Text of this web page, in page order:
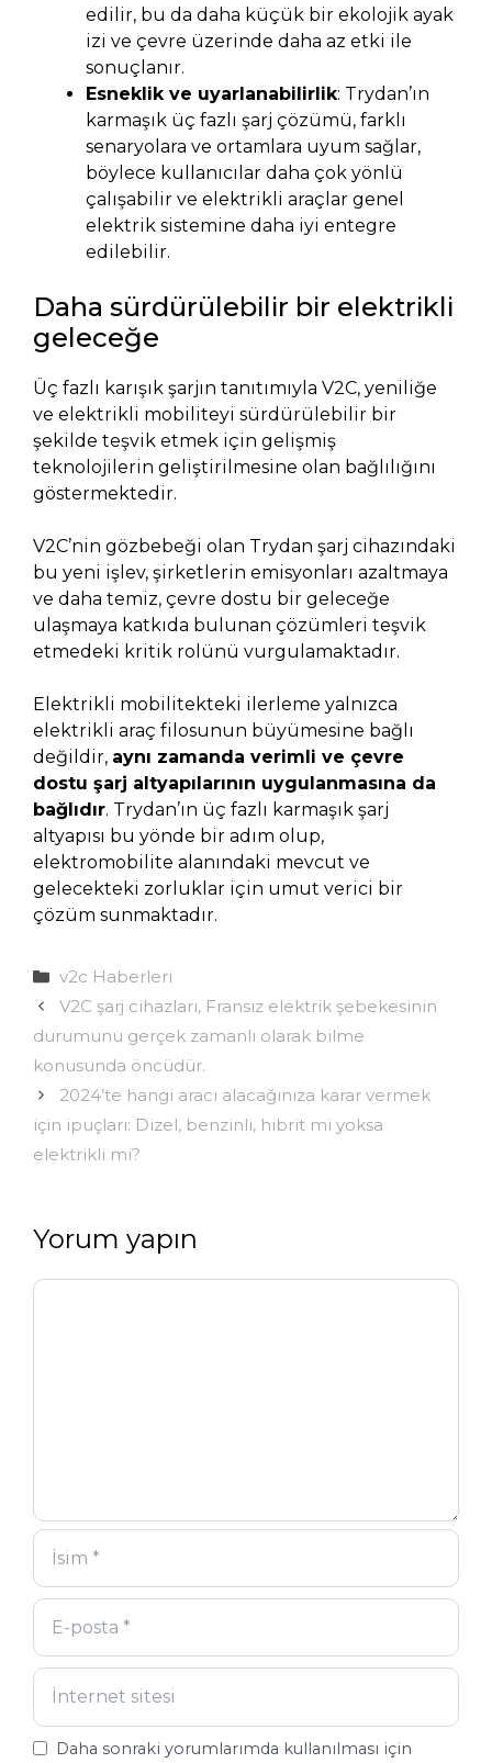
edilir, bu da daha küçük bir ekolojik ayak
izi ve çevre üzerinde daha az etki ile
sonuçlanır.
Esneklik ve uyarlanabilirlik: Trydan’ın
karmaşık üç fazlı şarj çözümü, farklı
senaryolara ve ortamlara uyum sağlar,
böylece kullanıcılar daha çok yönlü
çalışabilir ve elektrikli araçlar genel
elektrik sistemine daha iyi entegre
edilebilir.
Daha sürdürülebilir bir elektrikli
geleceğe
Üç fazlı karışık şarjın tanıtımıyla V2C, yeniliğe
ve elektrikli mobiliteyi sürdürülebilir bir
şekilde teşvik etmek için gelişmiş
teknolojilerin geliştirilmesine olan bağlılığını
göstermektedir.
V2C’nin gözbebeği olan Trydan şarj cihazındaki
bu yeni işlev, şirketlerin emisyonları azaltmaya
ve daha temiz, çevre dostu bir geleceğe
ulaşmaya katkıda bulunan çözümleri teşvik
etmedeki kritik rolünü vurgulamaktadır.
Elektrikli mobilitekteki ilerleme yalnızca
elektrikli araç filosunun büyümesine bağlı
değildir, aynı zamanda verimli ve çevre
dostu şarj altyapılarının uygulanmasına da
bağlıdır. Trydan’ın üç fazlı karmaşık şarj
altyapısı bu yönde bir adım olup,
elektromobilite alanındaki mevcut ve
gelecekteki zorluklar için umut verici bir
çözüm sunmaktadır.
Kategoriler
v2c Haberleri
V2C şarj cihazları, Fransız elektrik şebekesinin
durumunu gerçek zamanlı olarak bilme
konusunda öncüdür.
2024’te hangi aracı alacağınıza karar vermek
için ipuçları: Dizel, benzinli, hibrit mi yoksa
elektrikli mi?
Yorum yapın
Yorum
İsim
E-
İnternet
Daha sonraki yorumlarımda kullanılması için